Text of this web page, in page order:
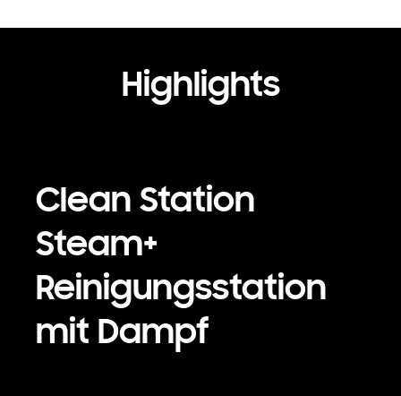
Highlights
Clean Station
Steam+
Reinigungsstation
mit Dampf